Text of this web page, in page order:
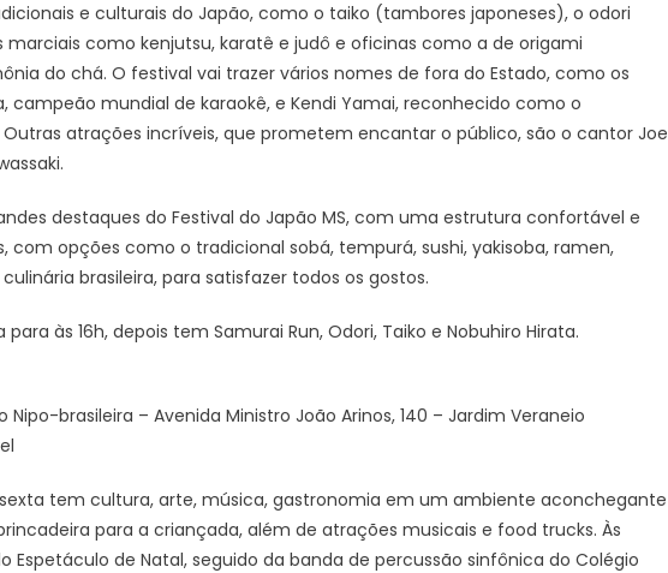
e culturais do Japão, como o taiko (tambores japoneses), o odori
como kenjutsu, karatê e judô e oficinas como a de origami
do chá. O festival vai trazer vários nomes de fora do Estado, como os
campeão mundial de karaokê, e Kendi Yamai, reconhecido como o
Outras atrações incríveis, que prometem encantar o público, são o cantor Joe
destaques do Festival do Japão MS, com uma estrutura confortável e
com opções como o tradicional sobá, tempurá, sushi, yakisoba, ramen,
brasileira, para satisfazer todos os gostos.
às 16h, depois tem Samurai Run, Odori, Taiko e Nobuhiro Hirata.
brasileira – Avenida Ministro João Arinos, 140 – Jardim Veraneio
tem cultura, arte, música, gastronomia em um ambiente aconchegante
para a criançada, além de atrações musicais e food trucks. Às
Espetáculo de Natal, seguido da banda de percussão sinfônica do Colégio